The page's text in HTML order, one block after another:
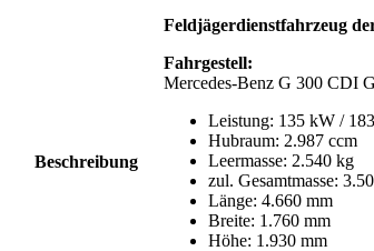
Beschreibung
Feldjägerdienstfahrzeug
Fahrgestell:
Mercedes-Benz G 300 CDI
Leistung: 135 kW /
Hubraum: 2.987 ccm
Leermasse: 2.540 kg
zul. Gesamtmasse:
Länge: 4.660 mm
Breite: 1.760 mm
Höhe: 1.930 mm